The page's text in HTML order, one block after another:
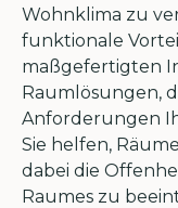
Wohnklima zu
funktionale
maßgefertigten
Raumlösungen,
Anforderungen
Sie helfen,
dabei die
Raumes zu